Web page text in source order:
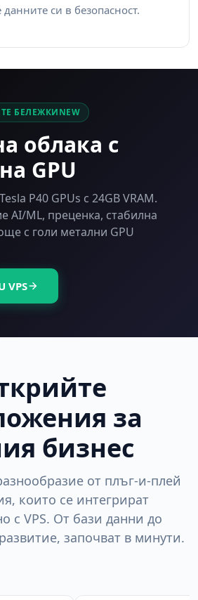
данните си в безопасност.
БЕЛЕЖКИNEW
облака с
GPU
P40 GPUs с 24GB VRAM.
AI/ML, преценка, стабилна
с голи метални GPU
VPS
за
бизнес
от плъг-и-плей
които се интегрират
с VPS. От бази данни до
започват в минути.